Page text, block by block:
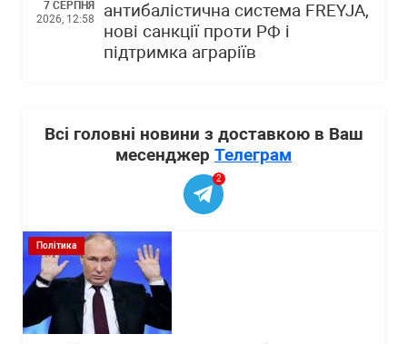
7 СЕРПНЯ
2026, 12:58
антибалістична система FREYJA,
нові санкції проти РФ і
підтримка аграріїв
Всі головні новини з доставкою в Ваш
месенджер Телеграм
2
Політика